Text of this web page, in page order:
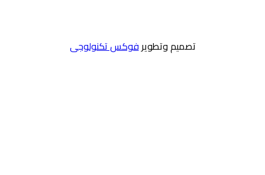
تصميم وتطويرفوكس تكنولوجى